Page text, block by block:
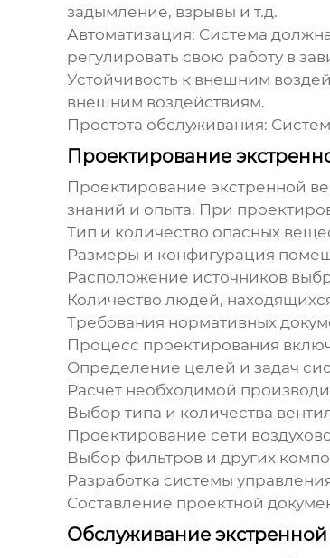
задымление, взрывы и т.д.
Автоматизация: Система
регулировать свою работу в
Устойчивость к внешним
внешним воздействиям.
Простота обслуживания:
Проектирование
Проектирование экстренной
знаний и опыта. При
Тип и количество опасных
Размеры и конфигурация
Расположение источников
Количество людей,
Требования нормативных
Процесс проектирования
Определение целей и задач
Расчет необходимой
Выбор типа и количества
Проектирование сети
Выбор фильтров и других
Разработка системы
Составление проектной
Обслуживание